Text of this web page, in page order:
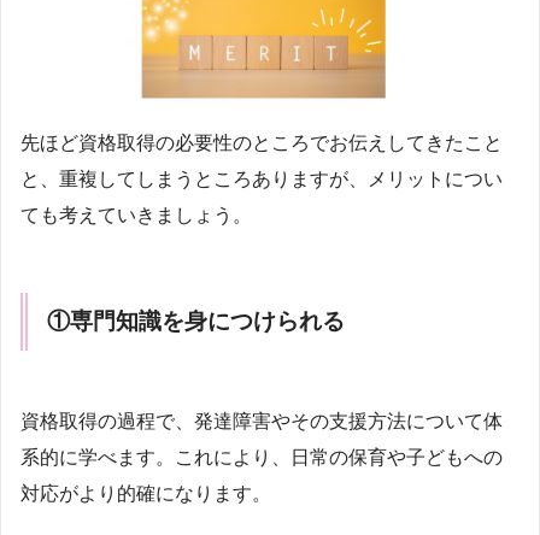
先ほど資格取得の必要性のところでお伝えしてきたこと
と、重複してしまうところありますが、メリットについ
ても考えていきましょう。
①専門知識を身につけられる
資格取得の過程で、発達障害やその支援方法について体
系的に学べます。これにより、日常の保育や子どもへの
対応がより的確になります。